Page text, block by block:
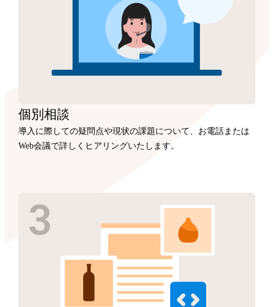
個別相談
導入に際しての疑問点や現状の課題について、お電話または
Web会議で詳しくヒアリングいたします。